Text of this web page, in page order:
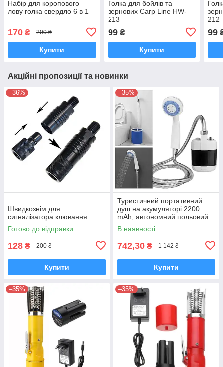
Набір для коропового
лову голка свердло 6 в 1
170 ₴ 200 ₴
Купити
Голка для бойлів та
зернових Carp Line HW-
213
99₴
Купити
212
99
Акційні пропозиції та новинки
–36%
Швидкознім для
сигналізатора клювання
Готово до відправки
128 ₴ 200 ₴
Купити
–35%
Туристичний портативний
душ на акумуляторі 2200
mAh, автономний польовий
душ з помпою, USB-зарядка,
для кемпінгу, рибалки, дачі
В наявності
742,30 ₴ 1 142 ₴
Купити
–35% –35%